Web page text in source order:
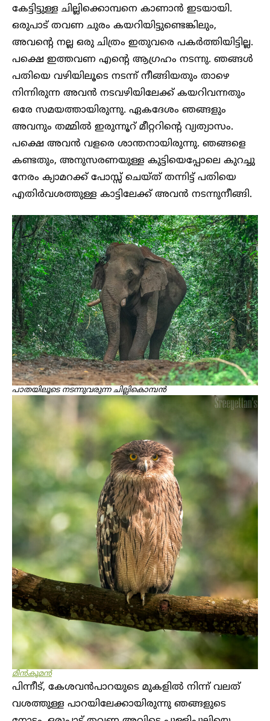
കേട്ടിട്ടുള്ള ചില്ലിക്കൊമ്പനെ കാണാൻ ഇടയായി.
ഒരുപാട് തവണ ചുരം കയറിയിട്ടുണ്ടെങ്കിലും,
അവന്റെ നല്ല ഒരു ചിത്രം ഇതുവരെ പകർത്തിയിട്ടില്ല.
പക്ഷെ ഇത്തവണ എന്റെ ആഗ്രഹം നടന്നു. ഞങ്ങൾ
പതിയെ വഴിയിലൂടെ നടന്ന് നീങ്ങിയതും താഴെ
നിന്നിരുന്ന അവൻ നടവഴിയിലേക്ക് കയറിവന്നതും
ഒരേ സമയത്തായിരുന്നു. ഏകദേശം ഞങ്ങളും
അവനും തമ്മിൽ ഇരുന്നൂറ് മീറ്ററിന്റെ വ്യത്യാസം.
പക്ഷെ അവൻ വളരെ ശാന്തനായിരുന്നു. ഞങ്ങളെ
കണ്ടതും, അനുസരണയുള്ള കുട്ടിയെപ്പോലെ കുറച്ചു
നേരം ക്യാമറക്ക് പോസ്സ്‌ ചെയ്ത് തന്നിട്ട് പതിയെ
എതിർവശത്തുള്ള കാട്ടിലേക്ക് അവൻ നടന്നുനീങ്ങി.
പാതയിലൂടെ നടന്നുവരുന്ന ചില്ലികൊമ്പൻ
മീൻകൂമൻ
പിന്നീട്, കേശവൻപാറയുടെ മുകളിൽ നിന്ന് വലത്
വശത്തുള്ള പാറയിലേക്കായിരുന്നു ഞങ്ങളുടെ